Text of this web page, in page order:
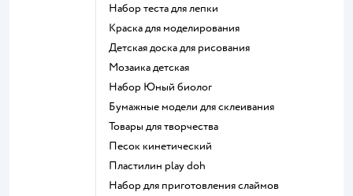
Набор теста для лепки
Краска для моделирования
Детская доска для рисования
Мозаика детская
набор Юный биолог
Бумажные модели для склеивания
Товары для творчества
Песок кинетический
Пластилин play doh
Набор для приготовления слаймов